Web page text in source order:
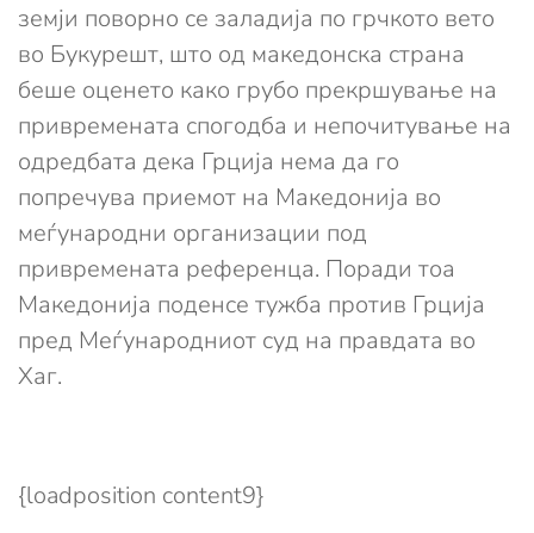
земји поворно се заладија по грчкото вето
во Букурешт, што од македонска страна
беше оценето како грубо прекршување на
привремената спогодба и непочитување на
одредбата дека Грција нема да го
попречува приемот на Македонија во
меѓународни организации под
привремената референца. Поради тоа
Македонија поденсе тужба против Грција
пред Меѓународниот суд на правдата во
Хаг.
{loadposition content9}